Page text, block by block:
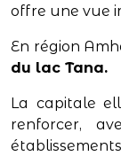
offre une vue
En région
du lac Tana.
La capitale
renforcer,